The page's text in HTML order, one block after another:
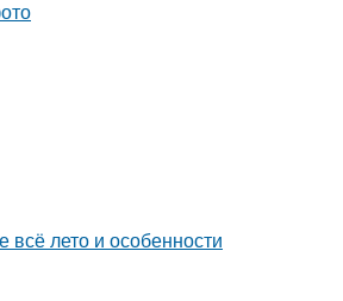
лето и особенности